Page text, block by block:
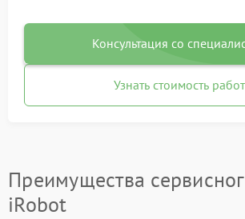
Консультация со
Узнать стоимость работ
Преимущества
iRobot